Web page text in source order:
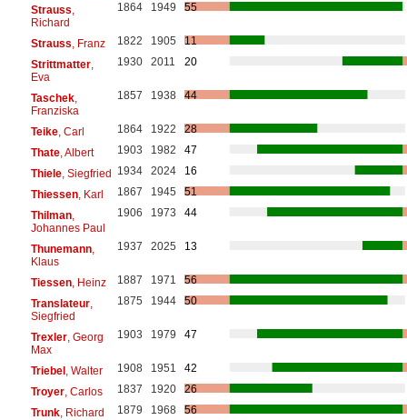
Strauss,
Richard
1864 1949 55
Strauss, Franz 1822 1905
11
Strittmatter,
Eva
1930 2011 20
Taschek,
Franziska
1857 1938 44
Teike, Carl 1864 1922
28
Thate, Albert 1903 1982
47
Thiele, Siegfried 1934 2024
16
Thiessen, Karl 1867 1945
51
Thilman,
Johannes Paul
1906 1973 44
Thunemann,
Klaus
1937 2025 13
Tiessen, Heinz 1887 1971
56
Translateur,
Siegfried
1875 1944 50
Trexler, Georg
Max
1903 1979 47
Triebel , Walter 1908 1951
42
Troyer, Carlos 1837 1920
26
Trunk, Richard 1879 1968
56